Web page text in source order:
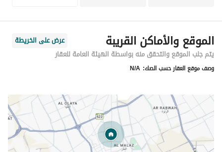
الموقع والأماكن القريبة
عرض على الخريطة
يتم جلب الموقع والتحقق منه بواسطة الهيئة العامة للعقار
وصف موقع العقار حسب الصك: N/A